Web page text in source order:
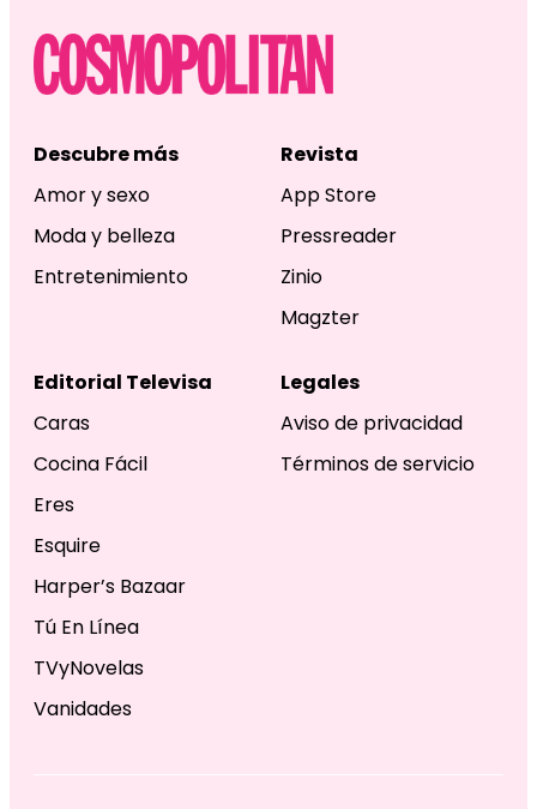
Descubre más
Amor y sexo
Moda y belleza
Entretenimiento
Revista
App Store
Pressreader
Zinio
Magzter
Editorial Televisa
Caras
Cocina Fácil
Eres
Esquire
Harper’s Bazaar
Tú En Línea
TVyNovelas
Vanidades
Legales
Aviso de privacidad
Términos de servicio